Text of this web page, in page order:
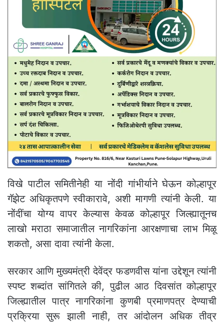
विखे पाटील समितीनेही या नोंदी गांभीर्याने घेऊन कोल्हापूर
गॅझेट अधिकृतपणे स्वीकारावे, अशी मागणी त्यांनी केली. या
नोंदींचा योग्य वापर केल्यास केवळ कोल्हापूर जिल्ह्यातूनच
लाखो मराठा समाजातील नागरिकांना आरक्षणाचा लाभ मिळू
शकतो, असा दावा त्यांनी केला.
सरकार आणि मुख्यमंत्री देवेंद्र फडणवीस यांना उद्देशून त्यांनी
स्पष्ट शब्दांत सांगितले की, पुढील आठ दिवसांत कोल्हापूर
जिल्ह्यातील पात्र नागरिकांना कुणबी प्रमाणपत्र देण्याची
प्रक्रिया सुरू झाली नाही, तर आंदोलन अधिक तीव्र